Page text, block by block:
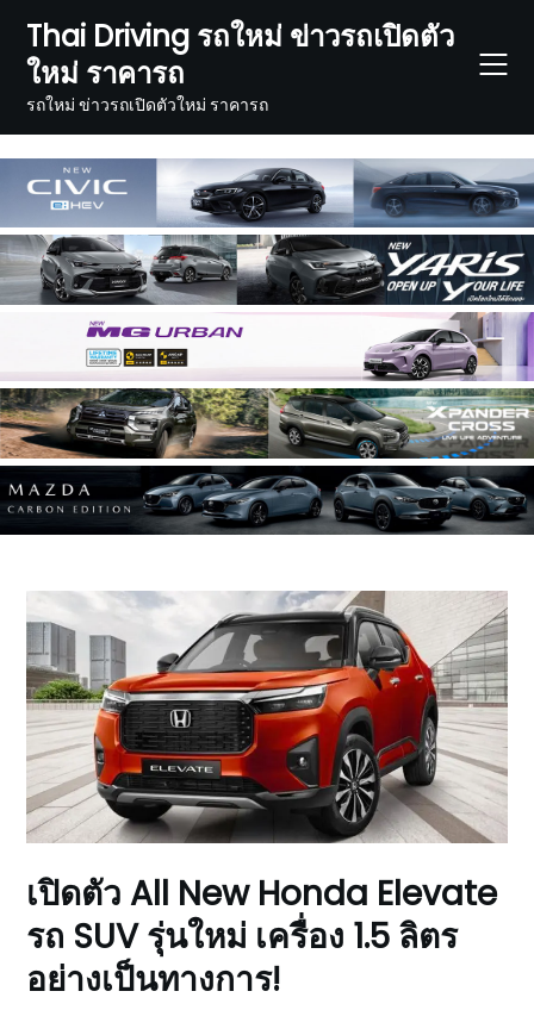
content
Thai Driving รถใหม่ ข่าวรถเปิดตัว
ใหม่ ราคารถ
รถใหม่ ข่าวรถเปิดตัวใหม่ ราคารถ
เปิดตัว All New Honda Elevate
รถ SUV รุ่นใหม่ เครื่อง 1.5 ลิตร
อย่างเป็นทางการ!